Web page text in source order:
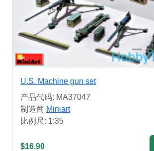
U.S. Machine gun set
产品代码: MA37047
制造商 Miniart
比例尺: 1:35
$16.90